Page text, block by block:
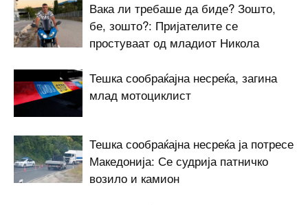
Вака ли требаше да биде? Зошто,
бе, зошто?: Пријателите се
простуваат од младиот Никола
Тешка сообраќајна несреќа, загина
млад мотоциклист
Тешка сообраќајна несреќа ја потресе
Македонија: Се судрија патничко
возило и камион